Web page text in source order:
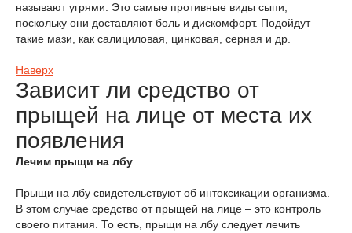
называют угрями. Это самые противные виды сыпи,
поскольку они доставляют боль и дискомфорт. Подойдут
такие мази, как салициловая, цинковая, серная и др.
Наверх
Зависит ли средство от
прыщей на лице от места их
появления
Лечим прыщи на лбу
Прыщи на лбу свидетельствуют об интоксикации организма.
В этом случае средство от прыщей на лице – это контроль
своего питания. То есть, прыщи на лбу следует лечить